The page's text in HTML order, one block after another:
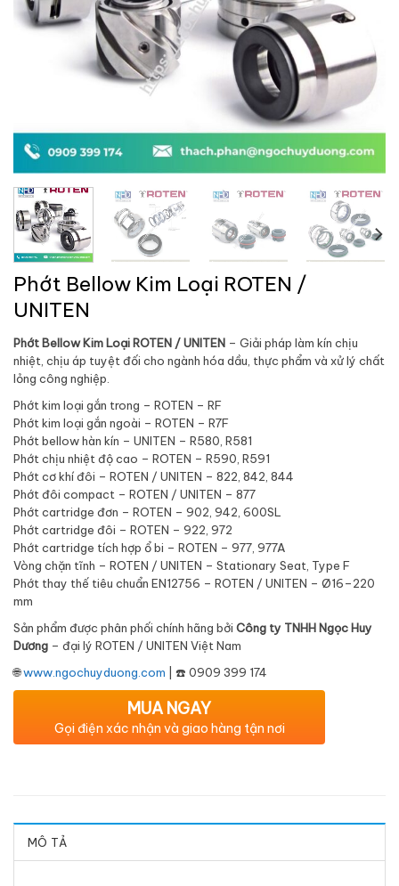
Phớt Bellow Kim Loại ROTEN /
UNITEN
Phớt Bellow Kim Loại ROTEN / UNITEN – Giải pháp làm kín chịu
nhiệt, chịu áp tuyệt đối cho ngành hóa dầu, thực phẩm và xử lý chất
lỏng công nghiệp.
Phớt kim loại gắn trong – ROTEN – RF
Phớt kim loại gắn ngoài – ROTEN – R7F
Phớt bellow hàn kín – UNITEN – R580, R581
Phớt chịu nhiệt độ cao – ROTEN – R590, R591
Phớt cơ khí đôi – ROTEN / UNITEN – 822, 842, 844
Phớt đôi compact – ROTEN / UNITEN – 877
Phớt cartridge đơn – ROTEN – 902, 942, 600SL
Phớt cartridge đôi – ROTEN – 922, 972
Phớt cartridge tích hợp ổ bi – ROTEN – 977, 977A
Vòng chặn tĩnh – ROTEN / UNITEN – Stationary Seat, Type F
Phớt thay thế tiêu chuẩn EN12756 – ROTEN / UNITEN – Ø16–220
mm
Sản phẩm được phân phối chính hãng bởi Công ty TNHH Ngọc Huy
Dương – đại lý ROTEN / UNITEN Việt Nam
🌐www.ngochuyduong.com | ☎️ 0909 399 174
MUA NGAY
Gọi điện xác nhận và giao hàng tận nơi
MÔ TẢ